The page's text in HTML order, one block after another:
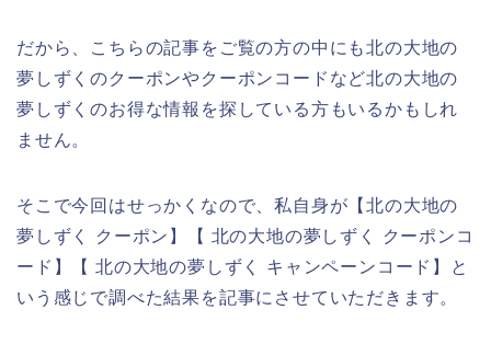
だから、こちらの記事をご覧の方の中にも北の大地の
夢しずくのクーポンやクーポンコードなど北の大地の
夢しずくのお得な情報を探している方もいるかもしれ
ません。
そこで今回はせっかくなので、私自身が【北の大地の
夢しずく クーポン】【 北の大地の夢しずく クーポンコ
ード】【 北の大地の夢しずく キャンペーンコード】と
いう感じで調べた結果を記事にさせていただきます。